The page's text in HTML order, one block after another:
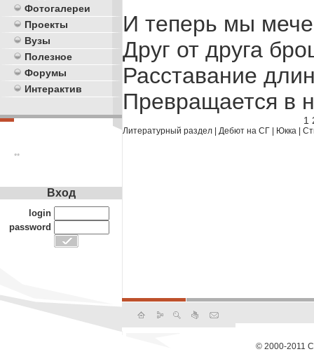
Фотогалереи
Проекты
Вузы
Полезное
Форумы
Интерактив
**
И теперь мы
Друг от друга
Расставание
Превращается в
1
Литературный раздел Дебют на СГ Юкка
Вход
login
password
© 2000-2011